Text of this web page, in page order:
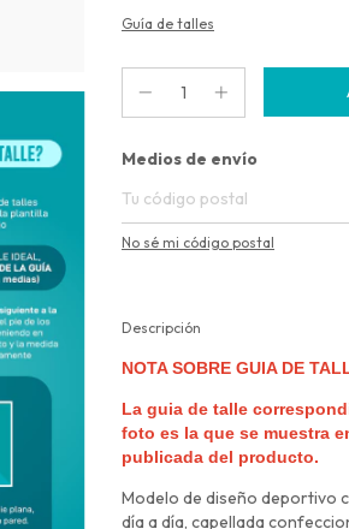
Guía de talles
Entregas para el CP:
Medios de envío
No sé mi código postal
Descripción
NOTA SOBRE GUIA DE
La guia de talle
foto es la que se muestra
publicada del producto.
Modelo de diseño deportivo
día a día, capellada